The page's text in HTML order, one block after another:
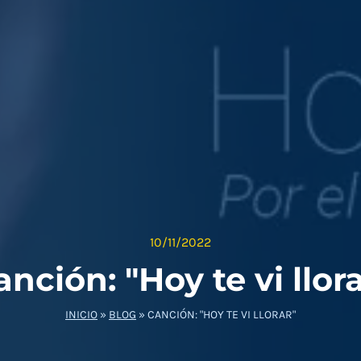
10/11/2022
"Hoy te vi
INICIO » BLOG » CANCIÓN: "HOY TE VI LLORAR"